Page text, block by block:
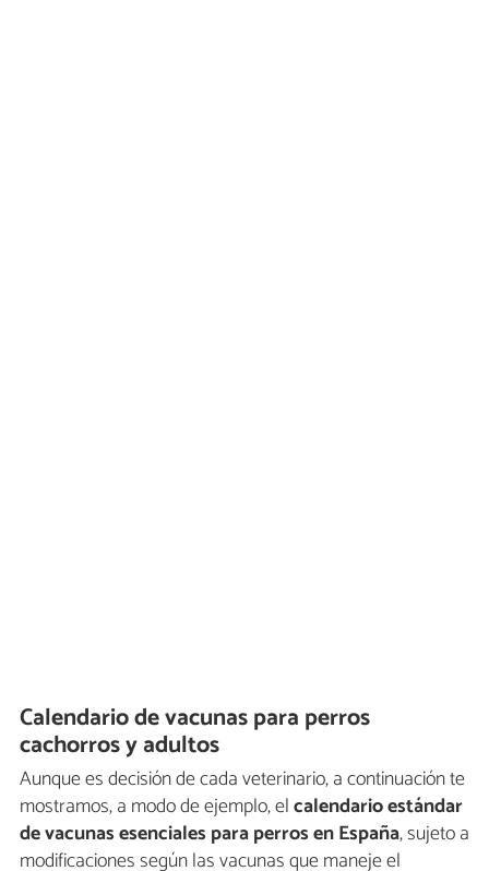
Calendario de vacunas para perros
cachorros y adultos
Aunque es decisión de cada veterinario, a continuación te
mostramos, a modo de ejemplo, elcalendario estándar
de vacunas esenciales para perros en España, sujeto a
modificaciones según las vacunas que maneje el